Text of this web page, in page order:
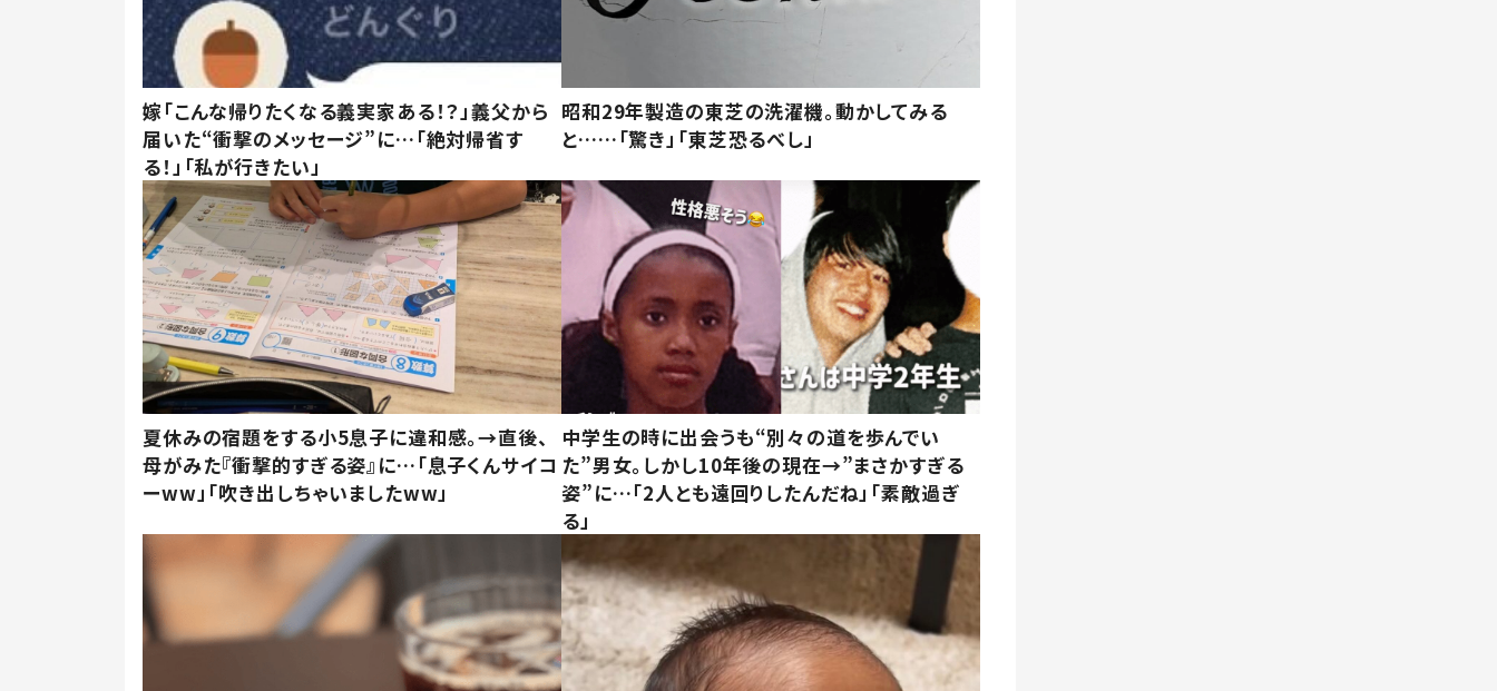
嫁「こんな帰りたくなる義実家ある！？」義父から
届いた“衝撃のメッセージ”に…「絶対帰省す
る！」「私が行きたい」
昭和29年製造の東芝の洗濯機。動かしてみる
と……「驚き」「東芝恐るべし」
夏休みの宿題をする小5息子に違和感。→直後、
母がみた『衝撃的すぎる姿』に…「息子くんサイコ
ーww」「吹き出しちゃいましたww」
中学生の時に出会うも“別々の道を歩んでい
た”男女。しかし10年後の現在→”まさかすぎる
姿”に…「2人とも遠回りしたんだね」「素敵過ぎ
る」